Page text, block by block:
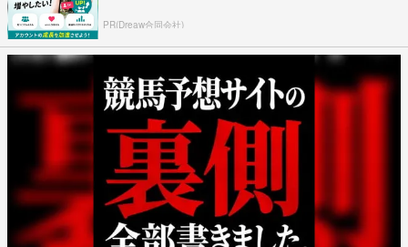
PR(Dreaw合同会社)